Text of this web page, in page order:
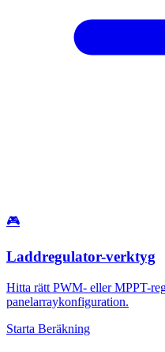
🎮
Laddregulator-verktyg
Hitta rätt PWM- eller MPPT-
panelarraykonfiguration.
Starta Beräkning